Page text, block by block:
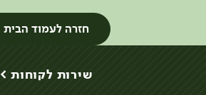
חזרה לעמוד הבית
שירות לקוחות >